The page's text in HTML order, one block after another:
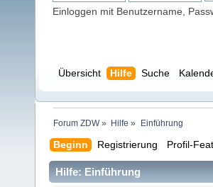
Einloggen mit Benutzername,
Übersicht Hilfe Suche
Forum ZDW» Hilfe » Einführung
Beginn Registrierung Profil-
Hilfe: Einführung